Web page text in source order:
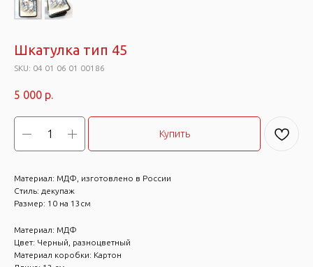
Шкатулка тип 45
SKU: 04 01 06 01 00186
5 000 р.
Купить
Материал: МДФ, изготовлено в России
Стиль: декупаж
Размер: 10 на 13см
Материал: МДФ
Цвет: Черный, разноцветный
Материал коробки: Картон